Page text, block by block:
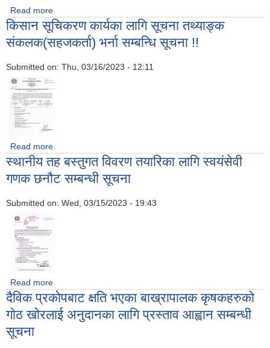
Read more
किसान सूचिकरण कार्यका लागि सूचना तथ्याङ्क
संकलक(सहजकर्ता) भर्ना सम्बन्धि सूचना !!
Submitted on: Thu, 03/16/2023 - 12:11
Read more
संकलक(सहजकर्ता) भर्ना सम्बन्धि सूचना !!
स्थानीय तह बस्तुगत विवरण तयारिका लागि स्वयंसेवी
गणक छनौट सम्बन्धी सूचना
Submitted on: Wed, 03/15/2023 - 19:43
Read more
सम्बन्धी सूचना
दैविक प्रकोपबाट क्षति भएका बाख्रापालक कृषकहरुको
गोठ खोरलाई अनुदानका लागि प्रस्ताव आह्वान सम्बन्धी
सूचना